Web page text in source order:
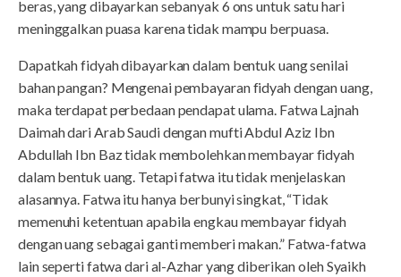
beras, yang dibayarkan sebanyak 6 ons untuk satu hari
meninggalkan puasa karena tidak mampu berpuasa.
Dapatkah fidyah dibayarkan dalam bentuk uang senilai
bahan pangan? Mengenai pembayaran fidyah dengan uang,
maka terdapat perbedaan pendapat ulama. Fatwa Lajnah
Daimah dari Arab Saudi dengan mufti Abdul Aziz Ibn
Abdullah Ibn Baz tidak membolehkan membayar fidyah
dalam bentuk uang. Tetapi fatwa itu tidak menjelaskan
alasannya. Fatwa itu hanya berbunyi singkat, “Tidak
memenuhi ketentuan apabila engkau membayar fidyah
dengan uang sebagai ganti memberi makan.” Fatwa-fatwa
lain seperti fatwa dari al-Azhar yang diberikan oleh Syaikh